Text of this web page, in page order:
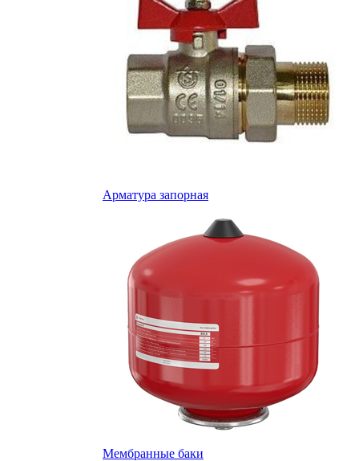
Арматура запорная
Мембранные баки